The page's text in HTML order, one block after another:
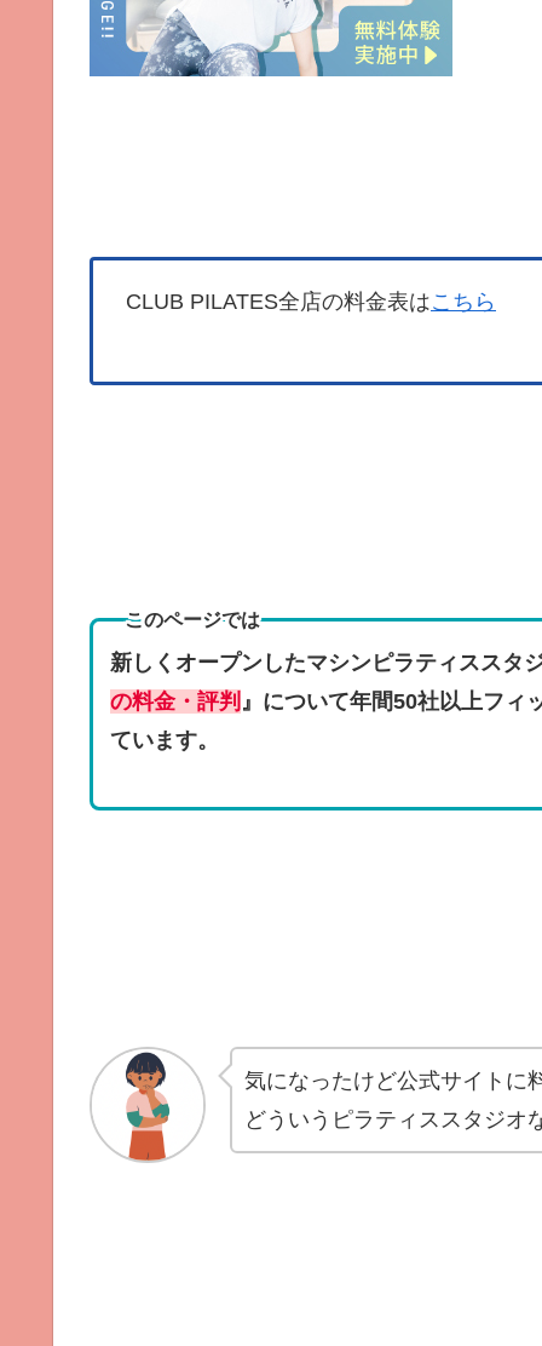
CLUB PILATES全店の料金表はこちら
このページでは
新しくオープンしたマシンピラティススタ
の料金・評判 』について年間50社以上フィ
ています。
気になったけど公式サイト
どういうピラティススタジオ